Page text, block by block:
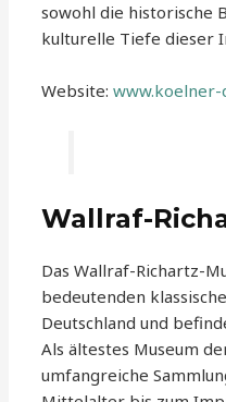
sowohl die historische
kulturelle Tiefe dieser
Website:www.koelner-
Wallraf-
Das Wallraf-Richartz-
bedeutenden
Deutschland und
Als ältestes Museum
umfangreiche